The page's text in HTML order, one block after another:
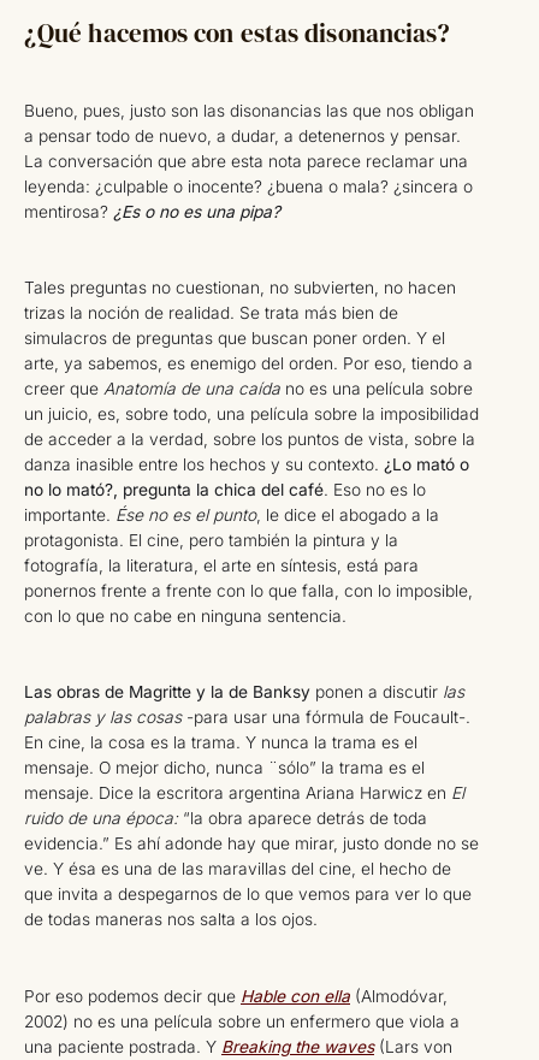
¿Qué hacemos con estas disonancias?
Bueno, pues, justo son las disonancias las que nos obligan
a pensar todo de nuevo, a dudar, a detenernos y pensar.
La conversación que abre esta nota parece reclamar una
leyenda: ¿culpable o inocente? ¿buena o mala? ¿sincera o
mentirosa? ¿Es o no es una pipa?
Tales preguntas no cuestionan, no subvierten, no hacen
trizas la noción de realidad. Se trata más bien de
simulacros de preguntas que buscan poner orden. Y el
arte, ya sabemos, es enemigo del orden. Por eso, tiendo a
creer que Anatomía de una caída no es una película sobre
un juicio, es, sobre todo, una película sobre la imposibilidad
de acceder a la verdad, sobre los puntos de vista, sobre la
danza inasible entre los hechos y su contexto. ¿Lo mató o
no lo mató?, pregunta la chica del café. Eso no es lo
importante. Ése no es el punto, le dice el abogado a la
protagonista. El cine, pero también la pintura y la
fotografía, la literatura, el arte en síntesis, está para
ponernos frente a frente con lo que falla, con lo imposible,
con lo que no cabe en ninguna sentencia.
Las obras de Magritte y la de Banksy ponen a discutir las
palabras y las cosas-para usar una fórmula de Foucault-.
En cine, la cosa es la trama. Y nunca la trama es el
mensaje. O mejor dicho, nunca ¨sólo” la trama es el
mensaje. Dice la escritora argentina Ariana Harwicz en El
ruido de una época: “la obra aparece detrás de toda
evidencia.” Es ahí adonde hay que mirar, justo donde no se
ve. Y ésa es una de las maravillas del cine, el hecho de
que invita a despegarnos de lo que vemos para ver lo que
de todas maneras nos salta a los ojos.
Por eso podemos decir que Hable con ella (Almodóvar,
2002) no es una película sobre un enfermero que viola a
una paciente postrada. Y Breaking the waves (Lars von